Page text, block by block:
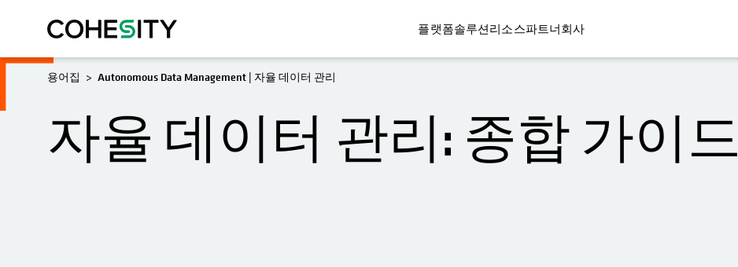
플랫폼솔루션리소스파트너회사
용어집 Autonomous Data Management | 자율 데이터 관리
자율 데이터 관리: 종합 가이드